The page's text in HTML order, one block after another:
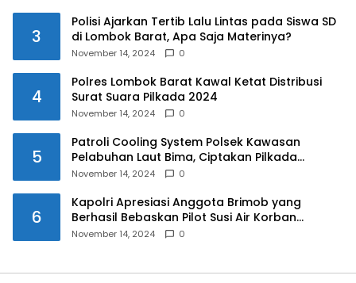
3
Polisi Ajarkan Tertib Lalu Lintas pada Siswa SD
di Lombok Barat, Apa Saja Materinya?
November 14, 2024 0
4
Polres Lombok Barat Kawal Ketat Distribusi
Surat Suara Pilkada 2024
November 14, 2024 0
5
Patroli Cooling System Polsek Kawasan
Pelabuhan Laut Bima, Ciptakan Pilkada
Serentak 2024 yang Aman dan Damai
November 14, 2024 0
6
Kapolri Apresiasi Anggota Brimob yang
Berhasil Bebaskan Pilot Susi Air Korban
Penyanderaan KKB
November 14, 2024 0